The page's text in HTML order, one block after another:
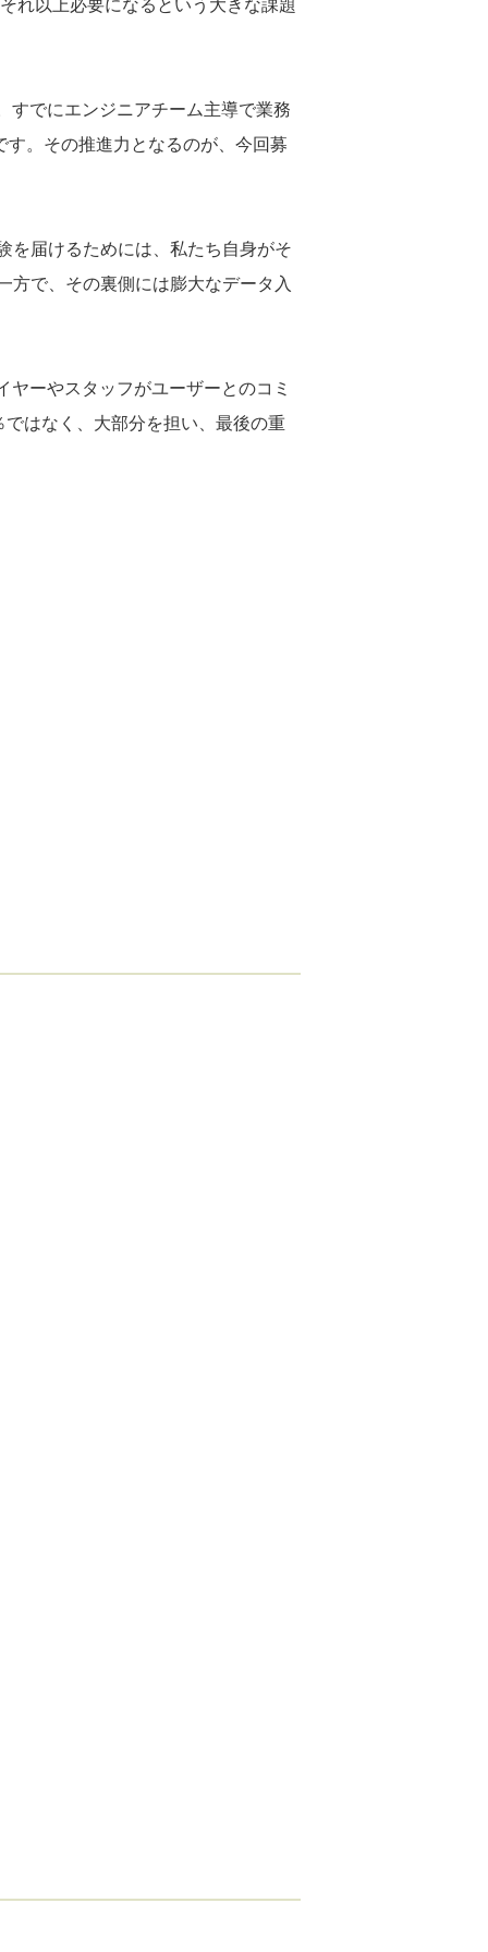
れ以上必要になるという大きな課題
すでにエンジニアチーム主導で業務
す。その推進力となるのが、今回募
を届けるためには、私たち自身がそ
方で、その裏側には膨大なデータ入
ーやスタッフがユーザーとのコミ
はなく、大部分を担い、最後の重